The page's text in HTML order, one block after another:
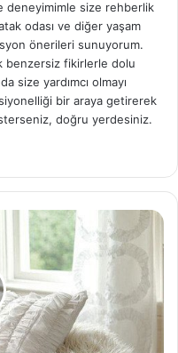
deneyimimle size rehberlik
odası ve diğer yaşam
önerileri sunuyorum.
benzersiz fikirlerle dolu
size yardımcı olmayı
bir araya getirerek
doğru yerdesiniz.